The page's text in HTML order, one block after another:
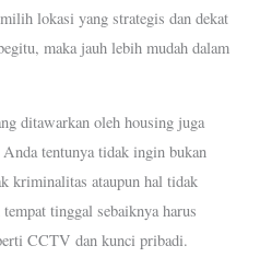
lokasi yang strategis dan dekat
maka jauh lebih mudah dalam
ditawarkan oleh housing juga
Anda tentunya tidak ingin bukan
kriminalitas ataupun hal tidak
tinggal sebaiknya harus
CCTV dan kunci pribadi.